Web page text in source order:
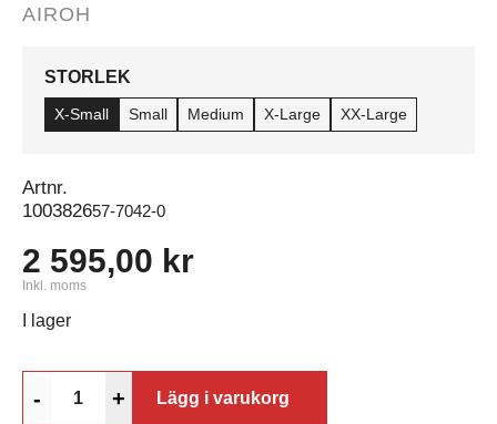
AIROH
STORLEK
X-Small Small Medium X-Large XX-Large
Artnr.
100382657-7042-0
2 595,00 kr
Inkl. moms
I lager
- + Lägg i varukorg